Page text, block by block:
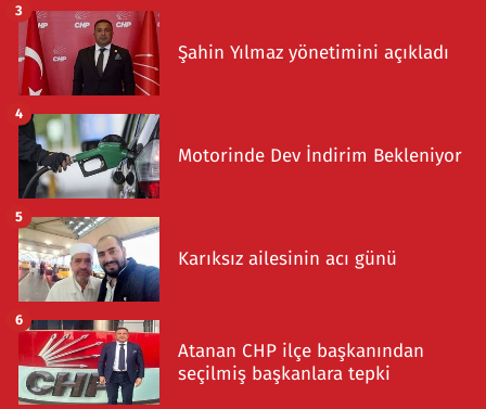
Şahin Yılmaz yönetimini açıkladı
3
Motorinde Dev İndirim Bekleniyor
4
Karıksız ailesinin acı günü
5
Atanan CHP ilçe başkanından
seçilmiş başkanlara tepki
6